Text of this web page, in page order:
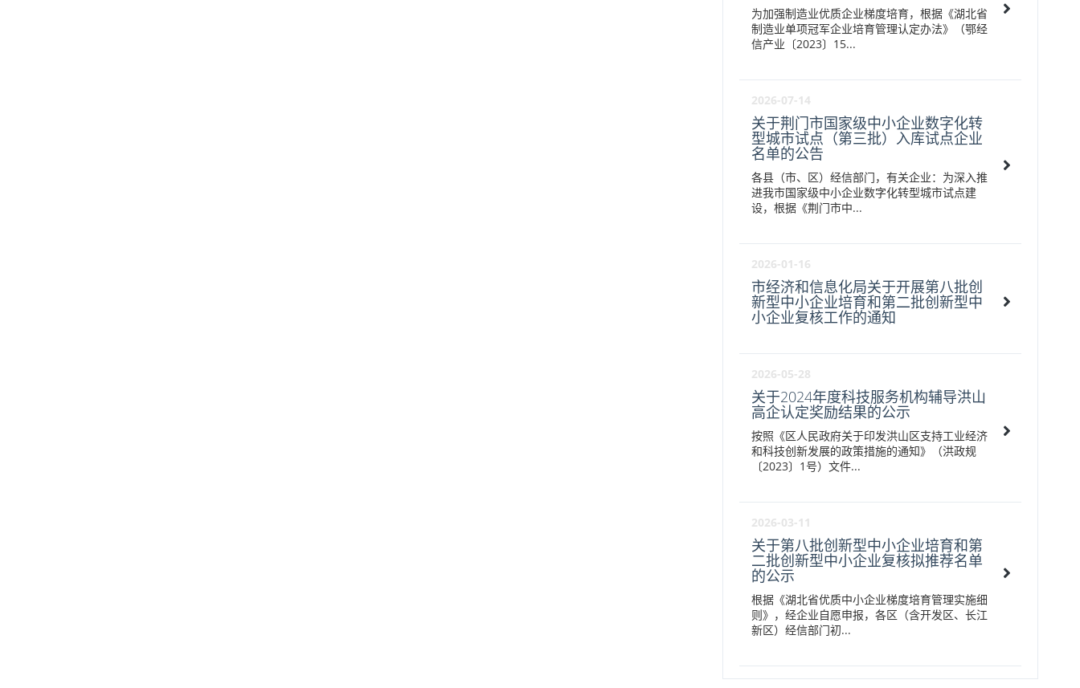
为加强制造业优质企业梯度培育，根据《湖北省
制造业单项冠军企业培育管理认定办法》（鄂经
信产业〔2023〕15...
2026-07-14
关于荆门市国家级中小企业数字化转
型城市试点（第三批）入库试点企业
名单的公告
各县（市、区）经信部门，有关企业：为深入推
进我市国家级中小企业数字化转型城市试点建
设，根据《荆门市中...
2026-01-16
市经济和信息化局关于开展第八批创
新型中小企业培育和第二批创新型中
小企业复核工作的通知
2026-05-28
关于2024年度科技服务机构辅导洪山
高企认定奖励结果的公示
按照《区人民政府关于印发洪山区支持工业经济
和科技创新发展的政策措施的通知》（洪政规
〔2023〕1号）文件...
2026-03-11
关于第八批创新型中小企业培育和第
二批创新型中小企业复核拟推荐名单
的公示
根据《湖北省优质中小企业梯度培育管理实施细
则》，经企业自愿申报，各区（含开发区、长江
新区）经信部门初...